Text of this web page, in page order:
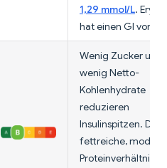
1,29 mmol/L.
hat einen GI von
Wenig Zucker und
wenig Netto-
Kohlenhydrate
reduzieren
Insulinspitzen. Das
fettreiche,
Proteinverhältnis